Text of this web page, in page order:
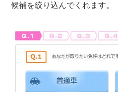
候補を絞り込んでくれます。